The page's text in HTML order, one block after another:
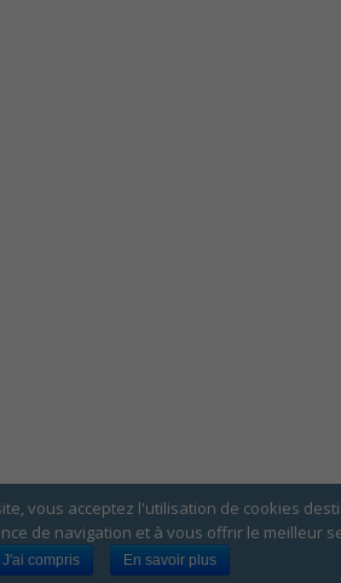
vous acceptez l'utilisation de cookies
de navigation et à vous offrir le meilleur
J'ai compris En savoir plus